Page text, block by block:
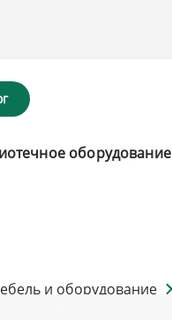
оборудование
и оборудование